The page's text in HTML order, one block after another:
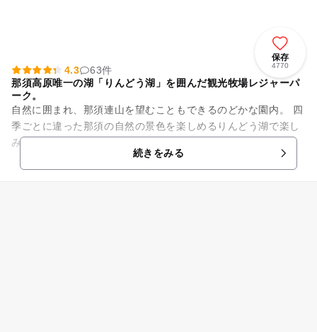
保存
4770
4.3
63件
那須高原唯一の湖「りんどう湖」を囲んだ観光牧場レジャーパ
ーク。
自然に囲まれ、那須連山を望むこともできるのどかな園内。 四
季ごとに違った那須の自然の景色を楽しめるりんどう湖で楽し
みませんか？ ★動物とのふれあいや展示が充実！ ～りんどう
続きをみる